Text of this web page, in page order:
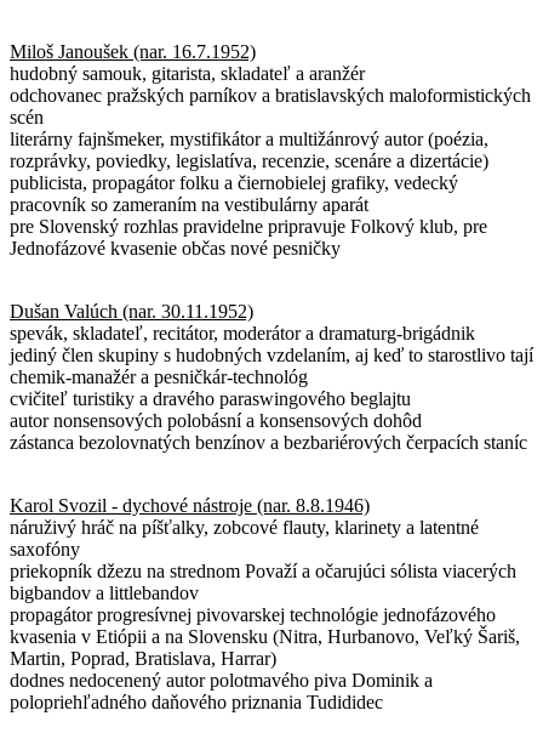
Miloš Janoušek (nar. 16.7.1952)
hudobný samouk, gitarista, skladateľ a aranžér
odchovanec pražských parníkov a bratislavských maloformistických
scén
literárny fajnšmeker, mystifikátor a multižánrový autor (poézia,
rozprávky, poviedky, legislatíva, recenzie, scenáre a dizertácie)
publicista, propagátor folku a čiernobielej grafiky, vedecký
pracovník so zameraním na vestibulárny aparát
pre Slovenský rozhlas pravidelne pripravuje Folkový klub, pre
Jednofázové kvasenie občas nové pesničky
Dušan Valúch (nar. 30.11.1952)
spevák, skladateľ, recitátor, moderátor a dramaturg-brigádnik
jediný člen skupiny s hudobných vzdelaním, aj keď to starostlivo tají
chemik-manažér a pesničkár-technológ
cvičiteľ turistiky a dravého paraswingového beglajtu
autor nonsensových polobásní a konsensových dohôd
zástanca bezolovnatých benzínov a bezbariérových čerpacích staníc
Karol Svozil - dychové nástroje (nar. 8.8.1946)
náruživý hráč na píšťalky, zobcové flauty, klarinety a latentné
saxofóny
priekopník džezu na strednom Považí a očarujúci sólista viacerých
bigbandov a littlebandov
propagátor progresívnej pivovarskej technológie jednofázového
kvasenia v Etiópii a na Slovensku (Nitra, Hurbanovo, Veľký Šariš,
Martin, Poprad, Bratislava, Harrar)
dodnes nedocenený autor polotmavého piva Dominik a
polopriehľadného daňového priznania Tudididec